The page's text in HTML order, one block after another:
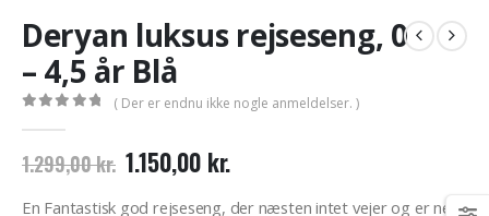
Deryan luksus rejseseng, 0
– 4,5 år Blå
( Der er endnu ikke nogle anmeldelser. )
1.299,00kr. Den
oprindelige
pris
1.150,00 kr.Den
aktuelle
pris
En Fantastisk god rejseseng, der næsten intet vejer og er nem